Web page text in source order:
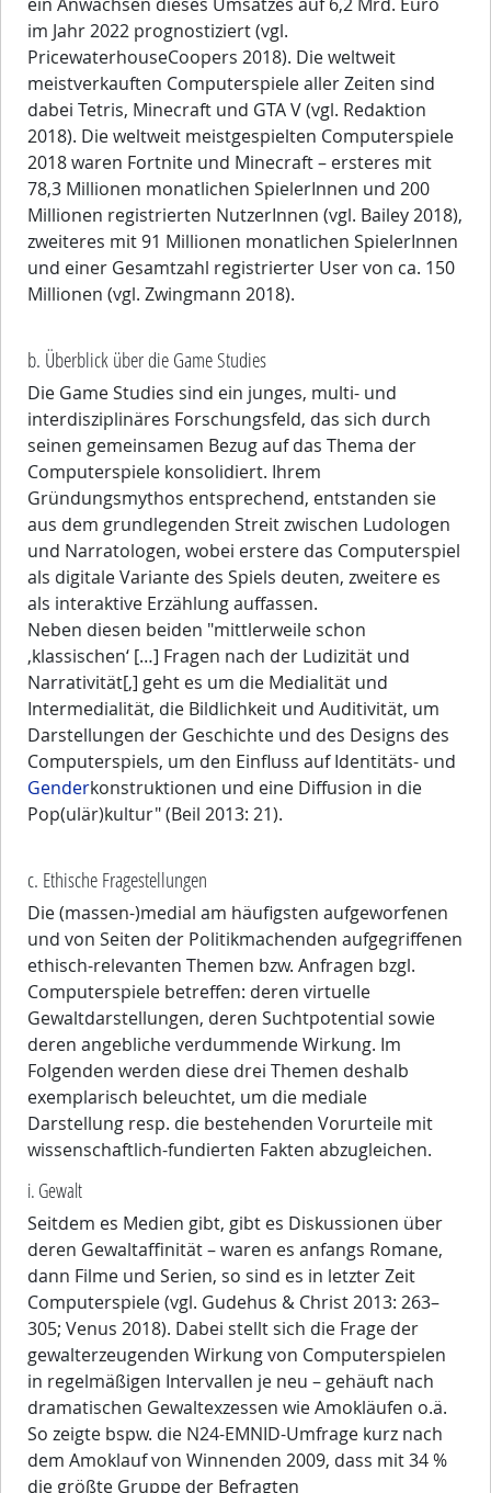
im Jahr 2022 prognostiziert (vgl.
PricewaterhouseCoopers 2018). Die weltweit
meistverkauften Computerspiele aller Zeiten sind
dabei Tetris, Minecraft und GTA V (vgl. Redaktion
2018). Die weltweit meistgespielten Computerspiele
2018 waren Fortnite und Minecraft – ersteres mit
78,3 Millionen monatlichen SpielerInnen und 200
Millionen registrierten NutzerInnen (vgl. Bailey 2018),
zweiteres mit 91 Millionen monatlichen SpielerInnen
und einer Gesamtzahl registrierter User von ca. 150
Millionen (vgl. Zwingmann 2018).
b. Überblick über die Game Studies
Die Game Studies sind ein junges, multi- und
interdisziplinäres Forschungsfeld, das sich durch
seinen gemeinsamen Bezug auf das Thema der
Computerspiele konsolidiert. Ihrem
Gründungsmythos entsprechend, entstanden sie
aus dem grundlegenden Streit zwischen Ludologen
und Narratologen, wobei erstere das Computerspiel
als digitale Variante des Spiels deuten, zweitere es
als interaktive Erzählung auffassen.
Neben diesen beiden "mittlerweile schon
‚klassischen‘ […] Fragen nach der Ludizität und
Narrativität[,] geht es um die Medialität und
Intermedialität, die Bildlichkeit und Auditivität, um
Darstellungen der Geschichte und des Designs des
Computerspiels, um den Einfluss auf Identitäts- und
Genderkonstruktionen und eine Diffusion in die
Pop(ulär)kultur" (Beil 2013: 21).
c. Ethische Fragestellungen
Die (massen-)medial am häufigsten aufgeworfenen
und von Seiten der Politikmachenden aufgegriffenen
ethisch-relevanten Themen bzw. Anfragen bzgl.
Computerspiele betreffen: deren virtuelle
Gewaltdarstellungen, deren Suchtpotential sowie
deren angebliche verdummende Wirkung. Im
Folgenden werden diese drei Themen deshalb
exemplarisch beleuchtet, um die mediale
Darstellung resp. die bestehenden Vorurteile mit
wissenschaftlich-fundierten Fakten abzugleichen.
i. Gewalt
Seitdem es Medien gibt, gibt es Diskussionen über
deren Gewaltaffinität – waren es anfangs Romane,
dann Filme und Serien, so sind es in letzter Zeit
Computerspiele (vgl. Gudehus & Christ 2013: 263–
305; Venus 2018). Dabei stellt sich die Frage der
gewalterzeugenden Wirkung von Computerspielen
in regelmäßigen Intervallen je neu – gehäuft nach
dramatischen Gewaltexzessen wie Amokläufen o.ä.
So zeigte bspw. die N24-EMNID-Umfrage kurz nach
dem Amoklauf von Winnenden 2009, dass mit 34 %
die größte Gruppe der Befragten